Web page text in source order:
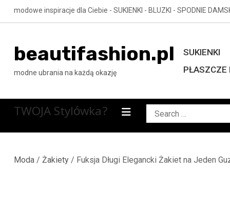
Skip
to
modowe inspiracje dla Ciebie - SUKIENKI - BLUZKI - SPODNIE
beautifashion.pl
modne ubrania na każdą okazję
SUKIENKI
PŁASZCZE
TWOJA Stylówka?
Search
for:
Moda/ Żakiety/ Fuksja Długi Elegancki Żakiet na Jeden